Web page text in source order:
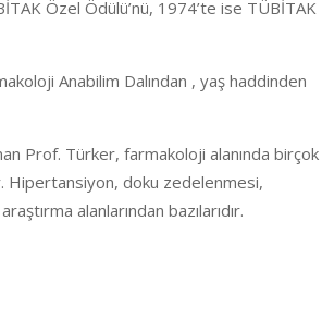
Özel Ödülü’nü, 1974’te ise TÜBİTAK
Anabilim Dalından , yaş haddinden
Prof. Türker, farmakoloji alanında birçok
Hipertansiyon, doku zedelenmesi,
alanlarından bazılarıdır.